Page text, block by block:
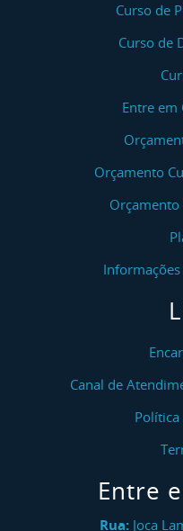
Curso de
Curso de
Entre em
Orçamento
Orçamento
Canal de
Entre
Rua: Joca